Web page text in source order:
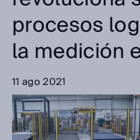
procesos
la medición
11 ago 2021